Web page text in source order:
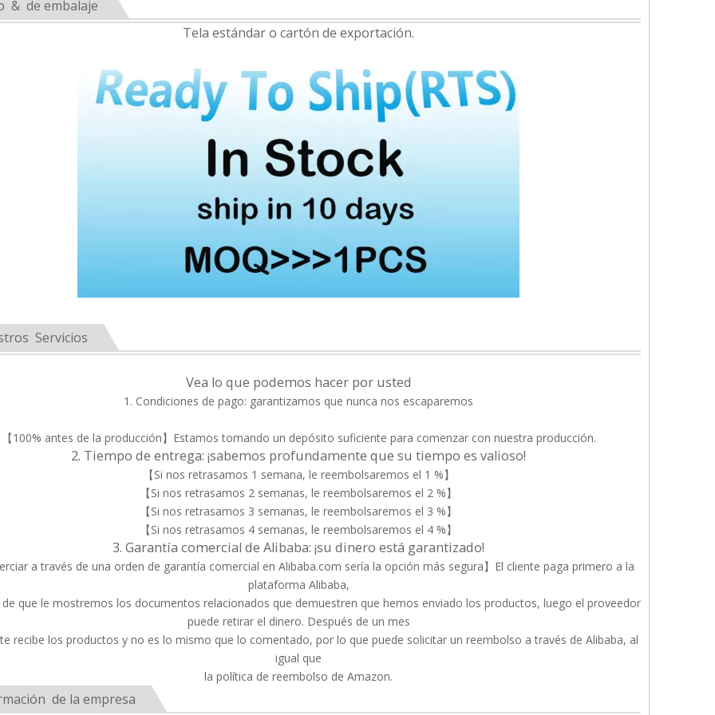
& de embalaje
Tela estándar o cartón de exportación.
Servicios
Vea lo que podemos hacer por usted
1. Condiciones de pago: garantizamos que nunca nos escaparemos
【100% antes de la producción】Estamos tomando un depósito suficiente para comenzar con nuestra producción.
2. Tiempo de entrega: ¡sabemos profundamente que su tiempo es valioso!
【Si nos retrasamos 1 semana, le reembolsaremos el 1 %】
【Si nos retrasamos 2 semanas, le reembolsaremos el 2 %】
【Si nos retrasamos 3 semanas, le reembolsaremos el 3 %】
【Si nos retrasamos 4 semanas, le reembolsaremos el 4 %】
3. Garantía comercial de Alibaba: ¡su dinero está garantizado!
a través de una orden de garantía comercial en Alibaba.com sería la opción más segura】El cliente paga primero a la
plataforma Alibaba,
de que le mostremos los documentos relacionados que demuestren que hemos enviado los productos, luego el proveedor
puede retirar el dinero. Después de un mes
recibe los productos y no es lo mismo que lo comentado, por lo que puede solicitar un reembolso a través de Alibaba, al
igual que
la política de reembolso de Amazon.
de la empresa